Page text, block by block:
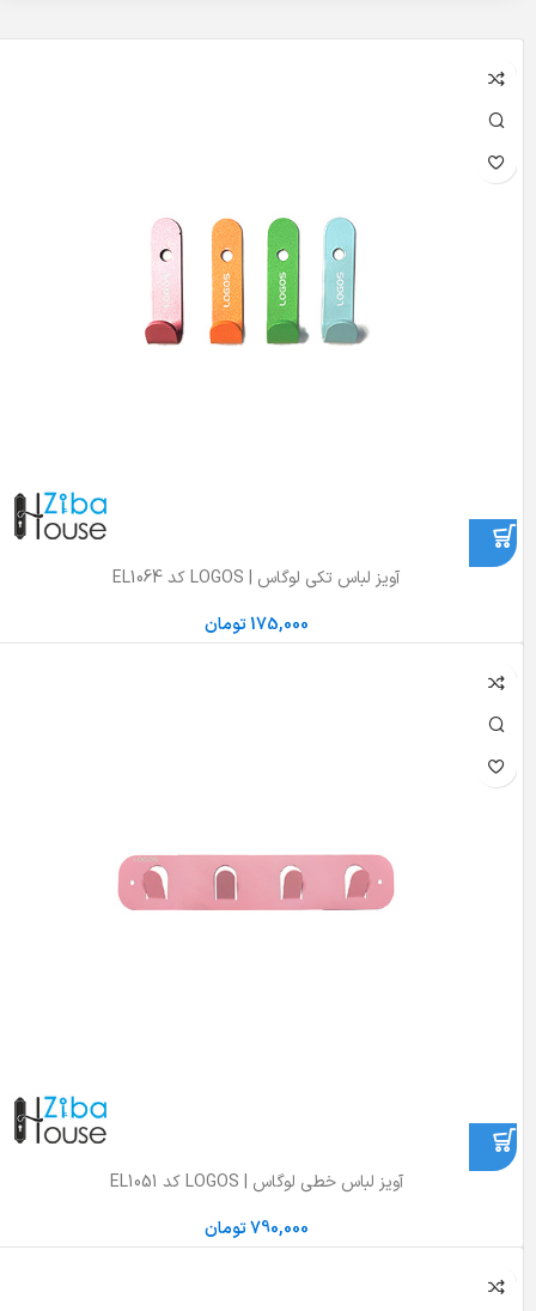
آویز لباس تکی لوگاس | LOGOS کد EL1064
175,000تومان
آویز لباس خطی لوگاس | LOGOS کد EL1051
790,000تومان